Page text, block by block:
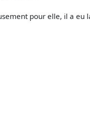
pour elle, il a eu